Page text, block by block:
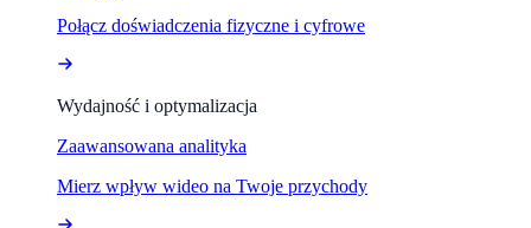
Połącz doświadczenia fizyczne i cyfrowe
Wydajność i optymalizacja
Zaawansowana analityka
Mierz wpływ wideo na Twoje przychody